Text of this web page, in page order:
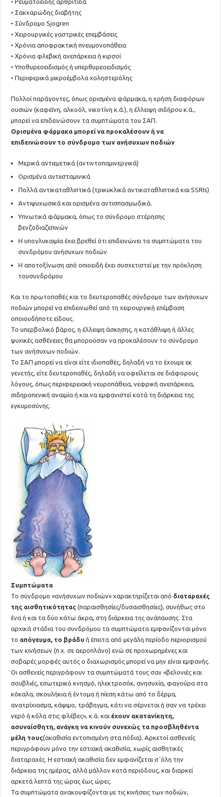
• Ρευματοειδής αρθρίτιδα
• Σακχαρώδης διαβήτης
• Σύνδρομο Sjogren
• Χειρουργικές γαστρικές επεμβάσεις
• Χρόνια αποφρακτική πνευμονοπάθεια
• Χρόνια φλεβική ανεπάρκεια ή κιρσοί
• Υποθυρεοειδισμός ή υπερθυρεοειδισμός
• Περιφερικά μικροέμβολα χοληστερόλης
Πολλοί παράγοντες, όπως ορισμένα φάρμακα, η χρήση διαφόρων
ουσιών (καφεΐνη, αλκοόλ, νικοτίνη κ.ά.), η έλλειψη σιδήρου κ.ά.,
μπορεί να επιδεινώσουν τα συμπτώματα του ΣΑΠ.
Ορισμένα φάρμακα μπορεί να προκαλέσουν ή να
επιδεινώσουν το σύνδρομο των ανήσυχων ποδιών
Μερικά αντιεμετικά (αντιντοπαμινεργικά)
Ορισμένα αντιισταμινικά
Πολλά αντικαταθλιπτικά (τρικυκλικά αντικαταθλιπτικά και SSRIs)
Αντιψυχωσικά και ορισμένα αντισπασμωδικά.
Υπνωτικά φάρμακα, όπως το σύνδρομο στέρησης
βενζοδιαζεπινών
Η υπογλυκαιμία έχει βρεθεί ότι επιδεινώνει τα συμπτώματα του
συνδρόμου ανήσυχων ποδιών
Η αποτοξίνωση από οπιοειδή έχει συσχετιστεί με την πρόκληση
τουσυνδρόμου
Και το πρωτοπαθές και το δευτεροπαθές σύνδρομο των ανήσυχων
ποδιών μπορεί να επιδεινωθεί από τη χειρουργική επέμβαση
οποιουδήποτε είδους.
Το υπερβολικό βάρος, η έλλειψη άσκησης, η κατάθλιψη ή άλλες
ψυχικές ασθένειες θα μπορούσαν να προκαλέσουν το σύνδρομο
των ανήσυχων ποδιών.
Το ΣΑΠ μπορεί να είναι είτε ιδιοπαθές, δηλαδή να το έχουμε εκ
γενετής, είτε δευτεροπαθές, δηλαδή να οφείλεται σε διάφορους
λόγους, όπως περιφερειακή νευροπάθεια, νεφρική ανεπάρκεια,
σιδηροπενική αναιμία ή και να εμφανιστεί κατά τη διάρκεια της
εγκυμοσύνης.
Συμπτώματα
Το σύνδρομο «ανήσυχων ποδιών» χαρακτηρίζεται από διαταραχές
της αισθητικότητας (παραισθησίες/δυσαισθησίες), συνήθως στο
ένα ή και τα δύο κάτω άκρα, στη διάρκεια της ανάπαυσης. Στα
αρχικά στάδια του συνδρόμου τα συμπτώματα εμφανίζονται μόνο
το απόγευμα, το βράδυ ή έπειτα από μεγάλη περίοδο περιορισμού
των κινήσεων (π.χ. σε αεροπλάνο) ενώ σε προχωρημένες και
σοβαρές μορφές αυτός ο διαχωρισμός μπορεί να μην είναι εμφανής.
Οι ασθενείς περιγράφουν τα συμπτώματά τους σαν «βελονιές και
σουβλιές, εσωτερικό κνησμό, ηλεκτροσόκ, ανησυχία, φαγούρα στα
κόκαλα, σκουλήκια ή έντομα ή πίεση κάτω από το δέρμα,
ανατρίχιασμα, κάψιμο, τράβηγμα, κάτι να σέρνεται ή σαν να τρέχει
νερό ή κόλα στις φλέβες», κ.ά. και έχουν ακατανίκητη,
ασυναίσθητη, ανάγκη να κινούν συνεχώς τα προσβληθέντα
μέλη τους(ακαθισία εντοπισμένη στα πόδια). Αρκετοί ασθενείς
περιγράφουν μόνο την εστιακή ακαθισία, χωρίς αισθητικές
διαταραχές. Η εστιακή ακαθισία δεν εμφανίζεται σ΄όλη την
διάρκεια της ημέρας, αλλά μάλλον κατά περιόδους, και διαρκεί
αρκετά λεπτά της ώρας έως ώρες.
Τα συμπτώματα ανακουφίζονται με τις κινήσεις των ποδιών,